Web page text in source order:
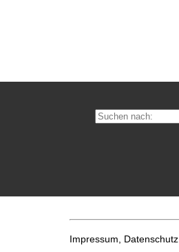
Impressum, Datenschutz